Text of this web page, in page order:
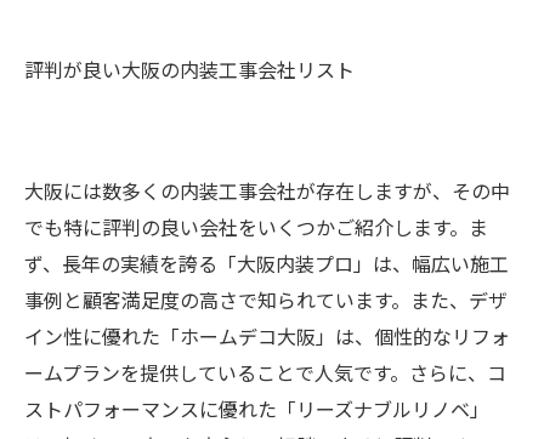
評判が良い大阪の内装工事会社リスト
大阪には数多くの内装工事会社が存在しますが、その中
でも特に評判の良い会社をいくつかご紹介します。ま
ず、長年の実績を誇る「大阪内装プロ」は、幅広い施工
事例と顧客満足度の高さで知られています。また、デザ
イン性に優れた「ホームデコ大阪」は、個性的なリフォ
ームプランを提供していることで人気です。さらに、コ
ストパフォーマンスに優れた「リーズナブルリノベ」